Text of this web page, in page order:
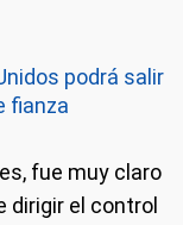
podrá salir
fianza
fue muy claro
dirigir el control